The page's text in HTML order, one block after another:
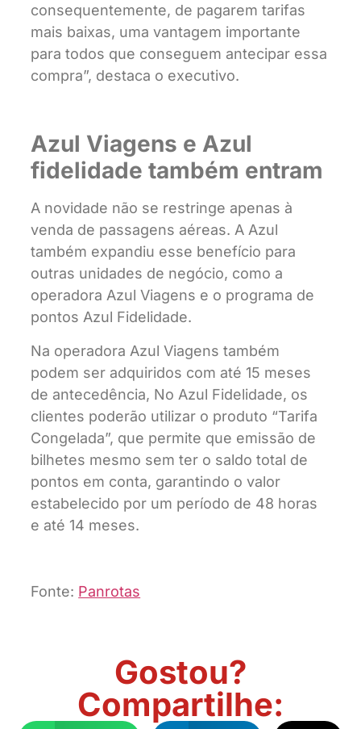
consequentemente, de pagarem tarifas
mais baixas, uma vantagem importante
para todos que conseguem antecipar essa
compra”, destaca o executivo.
Azul Viagens e Azul
fidelidade também entram
A novidade não se restringe apenas à
venda de passagens aéreas. A Azul
também expandiu esse benefício para
outras unidades de negócio, como a
operadora Azul Viagens e o programa de
pontos Azul Fidelidade.
Na operadora Azul Viagens também
podem ser adquiridos com até 15 meses
de antecedência, No Azul Fidelidade, os
clientes poderão utilizar o produto “Tarifa
Congelada”, que permite que emissão de
bilhetes mesmo sem ter o saldo total de
pontos em conta, garantindo o valor
estabelecido por um período de 48 horas
e até 14 meses.
Fonte: Panrotas
Gostou?
Compartilhe: